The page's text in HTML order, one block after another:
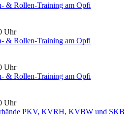
& Rollen-Training am Opfi
Uhr
& Rollen-Training am Opfi
Uhr
& Rollen-Training am Opfi
Uhr
PKV, KVRH, KVBW und SKB